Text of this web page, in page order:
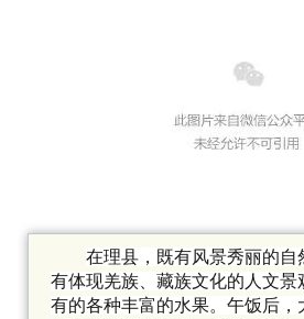
在理县，既有风景秀丽的自
有体现羌族、 藏族文化的人文景
有的各种丰富的水果。 午饭后，